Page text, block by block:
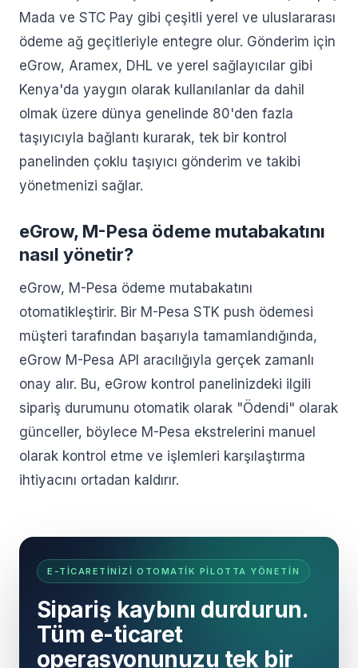
Mada ve STC Pay gibi çeşitli yerel ve uluslararası
ödeme ağ geçitleriyle entegre olur. Gönderim için
eGrow, Aramex, DHL ve yerel sağlayıcılar gibi
Kenya'da yaygın olarak kullanılanlar da dahil
olmak üzere dünya genelinde 80'den fazla
taşıyıcıyla bağlantı kurarak, tek bir kontrol
panelinden çoklu taşıyıcı gönderim ve takibi
yönetmenizi sağlar.
eGrow, M-Pesa ödeme mutabakatını
nasıl yönetir?
eGrow, M-Pesa ödeme mutabakatını
otomatikleştirir. Bir M-Pesa STK push ödemesi
müşteri tarafından başarıyla tamamlandığında,
eGrow M-Pesa API aracılığıyla gerçek zamanlı
onay alır. Bu, eGrow kontrol panelinizdeki ilgili
sipariş durumunu otomatik olarak "Ödendi" olarak
günceller, böylece M-Pesa ekstrelerini manuel
olarak kontrol etme ve işlemleri karşılaştırma
ihtiyacını ortadan kaldırır.
E-TICARETINIZI OTOMATIK PILOTTA YÖNETIN
Sipariş kaybını durdurun.
Tüm e-ticaret
operasyonunuzu tek bir